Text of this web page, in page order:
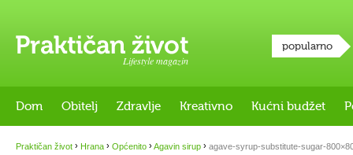
Lifestyle magazin
popularno
Dom Obitelj Zdravlje Kreativno Kućni budžet
Praktičan život › Hrana › Općenito ›Agavin sirup › agave-syrup-substitute-sugar-